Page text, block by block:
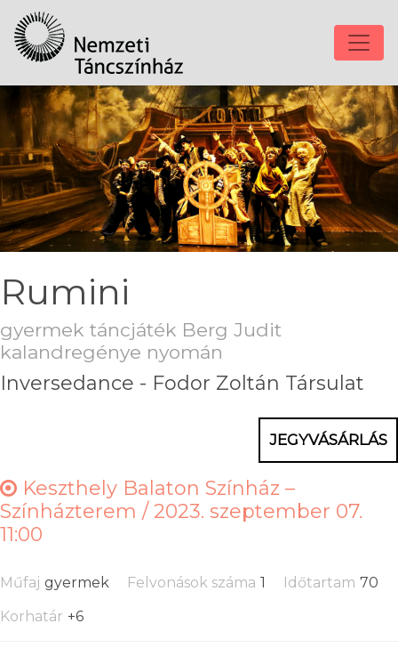
Rumini
gyermek táncjáték Berg Judit
kalandregénye nyomán
Inversedance - Fodor Zoltán Társulat
JEGYVÁSÁRLÁS
Keszthely Balaton Színház –
Színházterem /2023. szeptember 07.
11:00
Műfaj gyermek Felvonások száma 1 Időtartam 70
Korhatár +6